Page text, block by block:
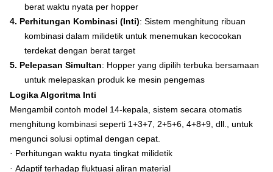
berat waktu nyata per hopper
4. Perhitungan Kombinasi (Inti): Sistem menghitung ribuan
kombinasi dalam milidetik untuk menemukan kecocokan
terdekat dengan berat target
5. Pelepasan Simultan: Hopper yang dipilih terbuka bersamaan
untuk melepaskan produk ke mesin pengemas
Logika Algoritma Inti
Mengambil contoh model 14-kepala, sistem secara otomatis
menghitung kombinasi seperti 1+3+7, 2+5+6, 4+8+9, dll., untuk
mengunci solusi optimal dengan cepat.
· Perhitungan waktu nyata tingkat milidetik
· Adaptif terhadap fluktuasi aliran material